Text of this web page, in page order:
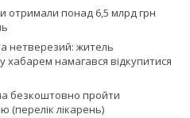
отримали понад 6,5 млрд грн
нетверезий: житель
хабарем намагався відкупитися
безкоштовно пройти
(перелік лікарень)